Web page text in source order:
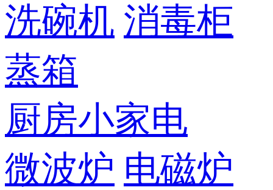
洗碗机 消毒柜
蒸箱
厨房小家电
微波炉 电磁炉